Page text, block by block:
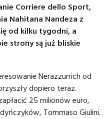
Corriere dello Sport,
Nahitana Nandeza z
od kilku tygodni, a
strony są już bliskie
Nerazzurrich od
dopiero teraz.
25 milionów euro,
Tommaso Giulini.